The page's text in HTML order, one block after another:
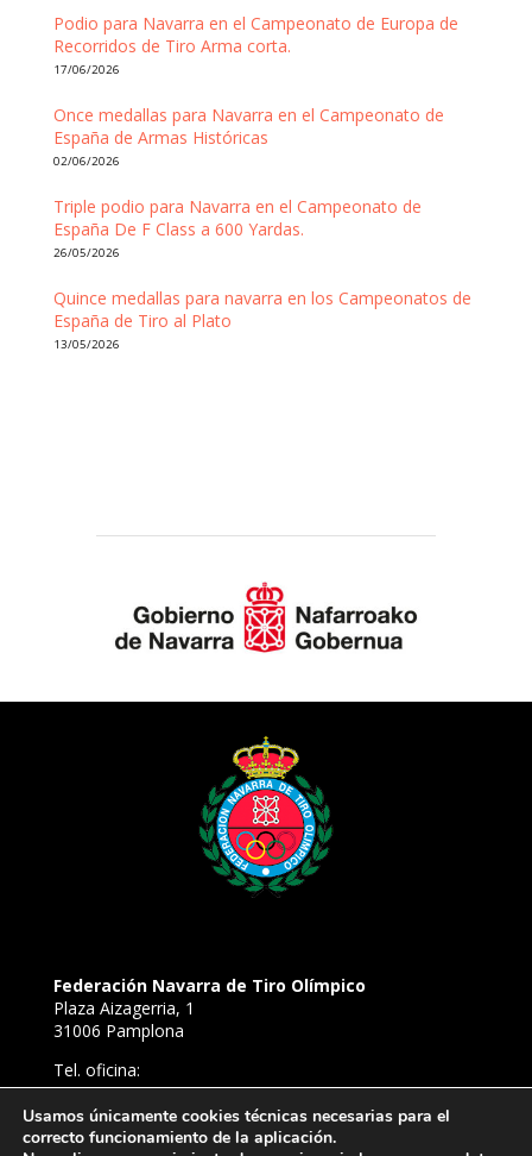
Podio para Navarra en el Campeonato de Europa de
Recorridos de Tiro Arma corta.
17/06/2026
Once medallas para Navarra en el Campeonato de
España de Armas Históricas
02/06/2026
Triple podio para Navarra en el Campeonato de
España De F Class a 600 Yardas.
26/05/2026
Quince medallas para navarra en los Campeonatos de
España de Tiro al Plato
13/05/2026
Federación Navarra de Tiro Olímpico
Plaza Aizagerria, 1
31006 Pamplona
Tel. oficina:
948 22 94 52
Tel. Campo de Tiro de Aizoáin:
638 81 54 39
Usamos únicamente cookies técnicas necesarias para el
correcto funcionamiento de la aplicación.